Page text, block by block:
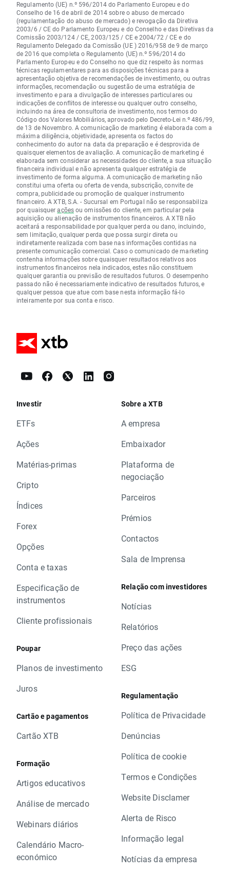
Regulamento (UE) n.º 596/2014 do Parlamento Europeu e do
Conselho de 16 de abril de 2014 sobre o abuso de mercado
(regulamentação do abuso de mercado) e revogação da Diretiva
2003/6 / CE do Parlamento Europeu e do Conselho e das Diretivas da
Comissão 2003/124 / CE, 2003/125 / CE e 2004/72 / CE e do
Regulamento Delegado da Comissão (UE ) 2016/958 de 9 de março
de 2016 que completa o Regulamento (UE) n.º 596/2014 do
Parlamento Europeu e do Conselho no que diz respeito às normas
técnicas regulamentares para as disposições técnicas para a
apresentação objetiva de recomendações de investimento, ou outras
informações, recomendação ou sugestão de uma estratégia de
investimento e para a divulgação de interesses particulares ou
indicações de conflitos de interesse ou qualquer outro conselho,
incluindo na área de consultoria de investimento, nos termos do
Código dos Valores Mobiliários, aprovado pelo Decreto-Lei n.º 486/99,
de 13 de Novembro. A comunicação de marketing é elaborada com a
máxima diligência, objetividade, apresenta os factos do
conhecimento do autor na data da preparação e é desprovida de
quaisquer elementos de avaliação. A comunicação de marketing é
elaborada sem considerar as necessidades do cliente, a sua situação
financeira individual e não apresenta qualquer estratégia de
investimento de forma alguma. A comunicação de marketing não
constitui uma oferta ou oferta de venda, subscrição, convite de
compra, publicidade ou promoção de qualquer instrumento
financeiro. A XTB, S.A. - Sucursal em Portugal não se responsabiliza
por quaisqueraçõesou omissões do cliente, em particular pela
aquisição ou alienação de instrumentos financeiros. A XTB não
aceitará a responsabilidade por qualquer perda ou dano, incluindo,
sem limitação, qualquer perda que possa surgir direta ou
indiretamente realizada com base nas informações contidas na
presente comunicação comercial. Caso o comunicado de marketing
contenha informações sobre quaisquer resultados relativos aos
instrumentos financeiros nela indicados, estes não constituem
qualquer garantia ou previsão de resultados futuros. O desempenho
passado não é necessariamente indicativo de resultados futuros, e
qualquer pessoa que atue com base nesta informação fá-lo
inteiramente por sua conta e risco.
Investir
ETFs
Ações
Matérias-primas
Cripto
Índices
Forex
Opções
Conta e taxas
Especificação de
instrumentos
Cliente profissionais
Poupar
Planos de investimento
Juros
Cartão e pagamentos
Cartão XTB
Formação
Artigos educativos
Análise de mercado
Webinars diários
Calendário Macro-
económico
Sobre a XTB
A empresa
Embaixador
Plataforma de
negociação
Parceiros
Prémios
Contactos
Sala de Imprensa
Relação com investidores
Notícias
Relatórios
Preço das ações
ESG
Regulamentação
Política de Privacidade
Denúncias
Política de cookie
Termos e Condições
Website Disclamer
Alerta de Risco
Informação legal
Notícias da empresa